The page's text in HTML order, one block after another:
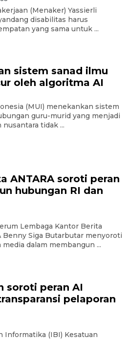
(Menaker) Yassierli
disabilitas harus
yang sama untuk ...
sistem sanad ilmu
oleh algoritma AI
(MUI) menekankan sistem
guru-murid yang menjadi
tidak ...
ANTARA soroti peran
hubungan RI dan
Lembaga Kantor Berita
Benny Siga Butarbutar menyoroti
dalam membangun ...
soroti peran AI
pelaporan
Informatika (IBI) Kesatuan